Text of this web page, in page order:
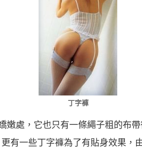
丁字褲
嫩處，它也只有一條繩子粗的布
有一些丁字褲為了有貼身效果，